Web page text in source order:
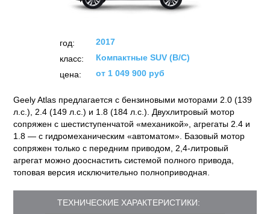
год:
2017
класс:
Компактные SUV (B/C)
цена:
от 1 049 900 руб
Geely Atlas предлагается с бензиновыми моторами 2.0 (139
л.с.), 2.4 (149 л.с.) и 1.8 (184 л.с.). Двухлитровый мотор
сопряжен с шестиступенчатой «механикой», агрегаты 2.4 и
1.8 — с гидромеханическим «автоматом». Базовый мотор
сопряжен только с передним приводом, 2,4-литровый
агрегат можно дооснастить системой полного привода,
топовая версия исключительно полноприводная.
ТЕХНИЧЕСКИЕ ХАРАКТЕРИСТИКИ: